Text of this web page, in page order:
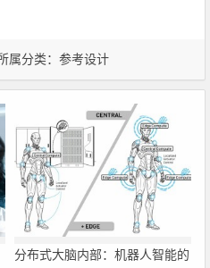
属分类：参考设计
分布式大脑内部：机器人智能的